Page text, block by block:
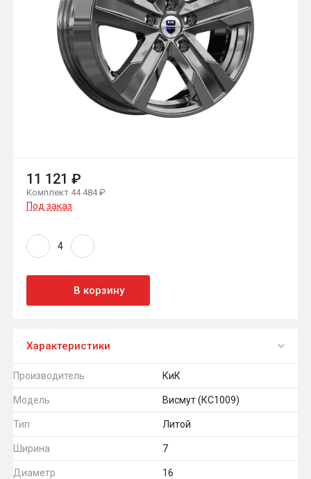
11 121 ₽
Комплект 44 484 ₽
Под заказ
В корзину
Характеристики
Производитель КиК
Модель Висмут (КС1009)
Тип Литой
Ширина 7
Диаметр 16